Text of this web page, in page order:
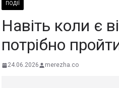
ПОДІЇ
Навіть коли є
потрібно
24.06.2026 merezha.co